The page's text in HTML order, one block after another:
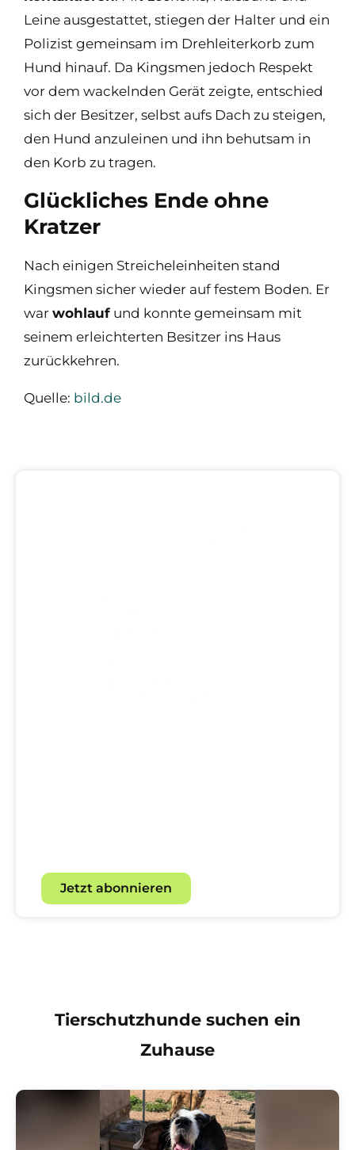
Leine ausgestattet, stiegen der Halter und ein
Polizist gemeinsam im Drehleiterkorb zum
Hund hinauf. Da Kingsmen jedoch Respekt
vor dem wackelnden Gerät zeigte, entschied
sich der Besitzer, selbst aufs Dach zu steigen,
den Hund anzuleinen und ihn behutsam in
den Korb zu tragen.
Glückliches Ende ohne
Kratzer
Nach einigen Streicheleinheiten stand
Kingsmen sicher wieder auf festem Boden. Er
war wohlauf und konnte gemeinsam mit
seinem erleichterten Besitzer ins Haus
zurückkehren.
Quelle: bild.de
Jetzt abonnieren
Tierschutzhunde suchen ein
Zuhause